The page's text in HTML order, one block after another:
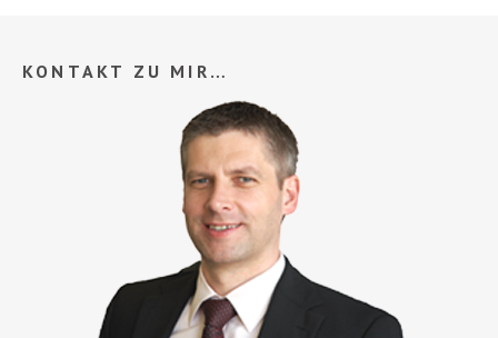
KONTAKT ZU MIR…